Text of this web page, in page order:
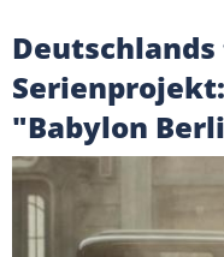
"Babylon